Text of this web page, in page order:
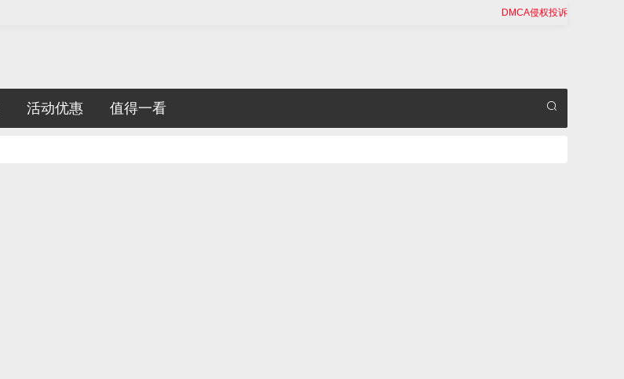
DMCA侵权投诉
活动优惠 值得一看